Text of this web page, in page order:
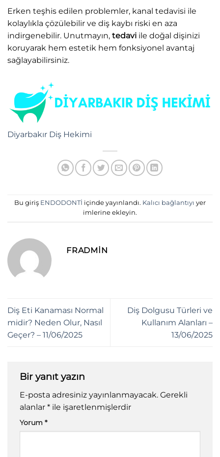
Erken teşhis edilen problemler, kanal tedavisi ile
kolaylıkla çözülebilir ve diş kaybı riski en aza
indirgenebilir. Unutmayın, tedavi ile doğal dişinizi
koruyarak hem estetik hem fonksiyonel avantaj
sağlayabilirsiniz.
Diyarbakır Diş Hekimi
Bu giriş ENDODONTİ içinde yayınlandı. Kalıcı bağlantıyı yer
imlerine ekleyin.
FRADMIN
Diş Eti Kanaması Normal
midir? Neden Olur, Nasıl
Geçer? – 11/06/2025
Diş Dolgusu Türleri ve
Kullanım Alanları –
13/06/2025
Bir yanıt yazın
E-posta adresiniz yayınlanmayacak. Gerekli
alanlar * ile işaretlenmişlerdir
Yorum *